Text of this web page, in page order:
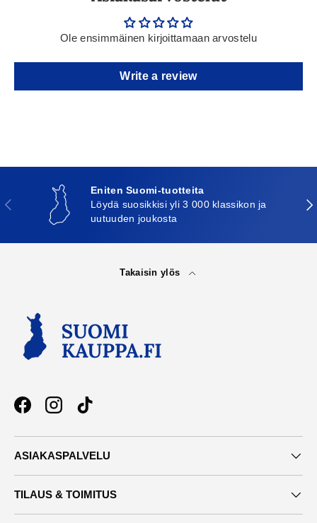
Ole ensimmäinen kirjoittamaan arvostelu
Write a review
Edellinen
Eniten Suomi-tuotteita
Löydä suosikkisi yli 3 000 klassikon ja
uutuuden joukosta
Takaisin ylös
FacebookInstagramTikTok
ASIAKASPALVELU
TILAUS & TOIMITUS